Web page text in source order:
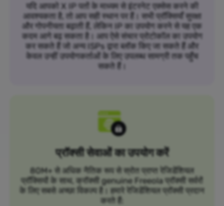
यदि आपको X IP पतों के माध्यम से इंटरनेट एक्सेस करने की
आवश्यकता है, तो आप सही स्थान पर हैं। सभी प्रॉक्सियाँ सुरक्षा
और गोपनीयता बढ़ाती हैं, लेकिन IP का उपयोग करने से यह एक
कदम आगे बढ़ सकता है। आप ऐसे संचार प्रोटोकॉल का उपयोग
कर सकते हैं जो अन्य ISPs द्वारा ब्लॉक किए जा सकते हैं और
केवल उन्हीं उपयोगकर्ताओं के लिए उपलब्ध सामग्री तक पहुँच
सकते हैं।
प्रॉक्सी सेवाओं का उपयोग करें
80M+ से अधिक नैतिक रूप से स्रोत प्राप्त रेजिडेंशियल
प्रॉक्सियों के साथ, क्रॉक्सी genuine Freeola प्रॉक्सी सर्वरों
के लिए सबसे अच्छा विकल्प है। हमारे रेजिडेंशियल प्रॉक्सी प्रदान
करते हैं: